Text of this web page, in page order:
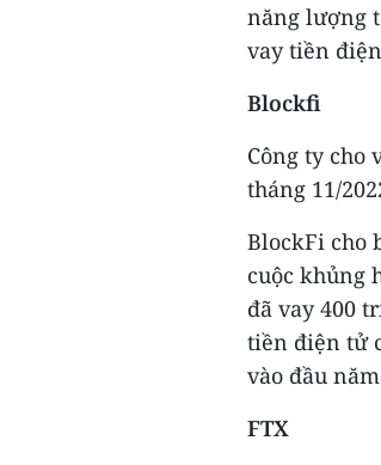
năng lượng
vay tiền
Blockfi
Công ty cho
tháng 11/
BlockFi cho
cuộc khủng
đã vay 400
tiền điện tử
vào đầu
FTX